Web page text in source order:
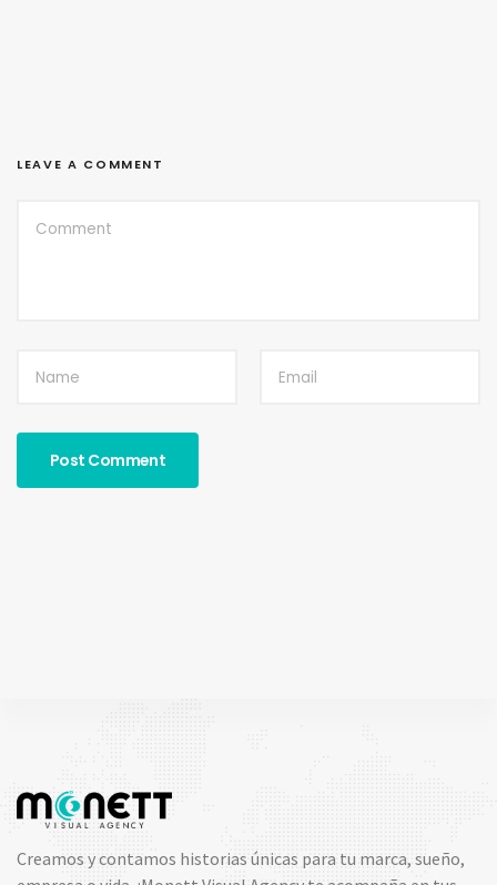
LEAVE A COMMENT
Creamos y contamos historias únicas para tu marca, sueño,